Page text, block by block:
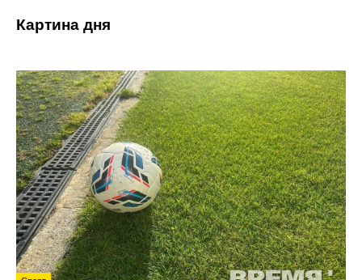
Картина дня